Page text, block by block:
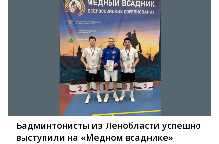
Бадминтонисты из Ленобласти успешно
выступили на «Медном всаднике»